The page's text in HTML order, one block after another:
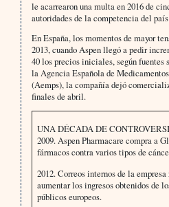
le acarrearon una multa en 2016 de
autoridades de la competencia del país.
En España, los momentos de mayor
2013, cuando Aspen llegó a pedir
40 los precios iniciales, según
la Agencia Española de
(Aemps), la compañía dejó
finales de abril.
UNA DÉCADA DE
2009. Aspen Pharmacare compra a
fármacos contra varios tipos de
2012. Correos internos de la
aumentar los ingresos obtenidos de
públicos europeos.